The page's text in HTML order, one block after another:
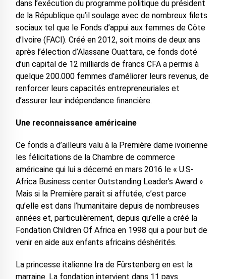
dans l’exécution du programme politique du président
de la République qu’il soulage avec de nombreux filets
sociaux tel que le Fonds d’appui aux femmes de Côte
d’Ivoire (FACI). Créé en 2012, soit moins de deux ans
après l’élection d’Alassane Ouattara, ce fonds doté
d’un capital de 12 milliards de francs CFA a permis à
quelque 200.000 femmes d’améliorer leurs revenus, de
renforcer leurs capacités entrepreneuriales et
d’assurer leur indépendance financière.
Une reconnaissance américaine
Ce fonds a d’ailleurs valu à la Première dame ivoirienne
les félicitations de la Chambre de commerce
américaine qui lui a décerné en mars 2016 le « U.S-
Africa Business center Outstanding Leader’s Award ».
Mais si la Première paraît si affutée, c’est parce
qu’elle est dans l’humanitaire depuis de nombreuses
années et, particulièrement, depuis qu’elle a créé la
Fondation Children Of Africa en 1998 qui a pour but de
venir en aide aux enfants africains déshérités.
La princesse italienne Ira de Fürstenberg en est la
marraine. La fondation intervient dans 11 pays